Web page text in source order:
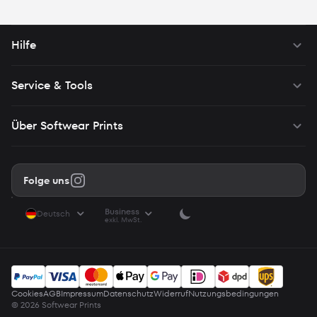
Hilfe
Service & Tools
Über Softwear Prints
Folge uns
Deutsch Business
exkl. MwSt.
CookiesAGBImpressumDatenschutzWiderrufNutzungsbedingungen
© 2026 Softwear Prints